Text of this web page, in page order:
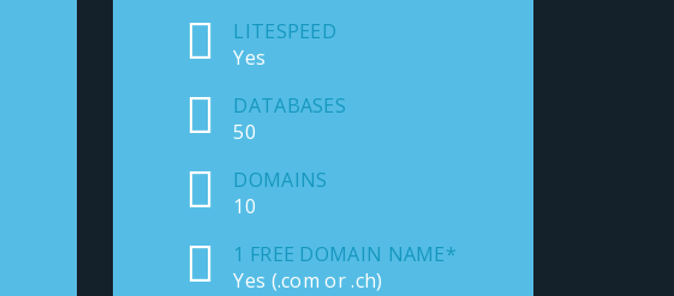
LITESPEED
Yes
DATABASES
50
DOMAINS
10
1 FREE DOMAIN NAME*
Yes (.com or .ch)